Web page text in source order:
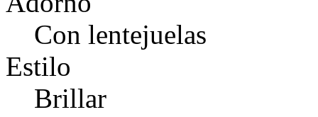
Con lentejuelas
Estilo
Brillar